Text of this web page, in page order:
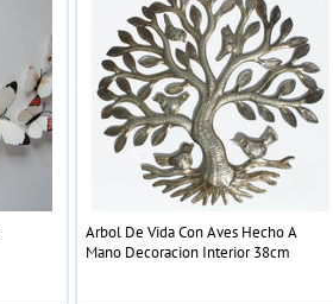
Arbol De Vida Con Aves Hecho A
Mano Decoracion Interior 38cm